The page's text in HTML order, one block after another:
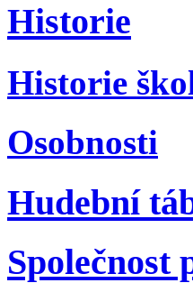
Historie
Historie
Osobnosti
Hudební
Společnost